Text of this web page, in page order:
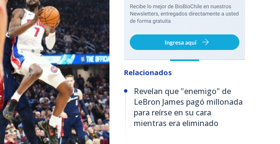
Relacionados
Revelan que "enemigo" de
LeBron James pagó millonada
para reírse en su cara
mientras era eliminado